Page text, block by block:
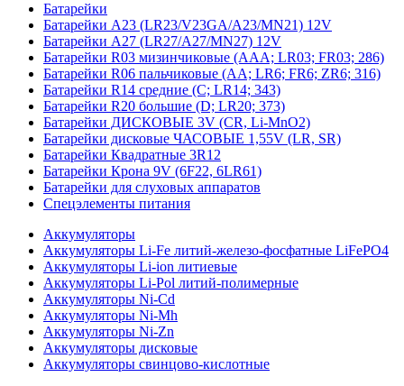
Батарейки
Батарейки A23 (LR23/V23GA/A23/MN21) 12V
Батарейки A27 (LR27/A27/MN27) 12V
Батарейки R03 мизинчиковые (AAA; LR03; FR03; 286)
Батарейки R06 пальчиковые (AA; LR6; FR6; ZR6; 316)
Батарейки R14 средние (C; LR14; 343)
Батарейки R20 большие (D; LR20; 373)
Батарейки ДИСКОВЫЕ 3V (CR, Li-MnO2)
Батарейки дисковые ЧАСОВЫЕ 1,55V (LR, SR)
Батарейки Квадратные 3R12
Батарейки Крона 9V (6F22, 6LR61)
Батарейки для слуховых аппаратов
Спецэлементы питания
Аккумуляторы
Аккумуляторы Li-Fe литий-железо-фосфатные LiFePO4
Аккумуляторы Li-ion литиевые
Аккумуляторы Li-Pol литий-полимерные
Аккумуляторы Ni-Cd
Аккумуляторы Ni-Mh
Аккумуляторы Ni-Zn
Аккумуляторы дисковые
Аккумуляторы свинцово-кислотные